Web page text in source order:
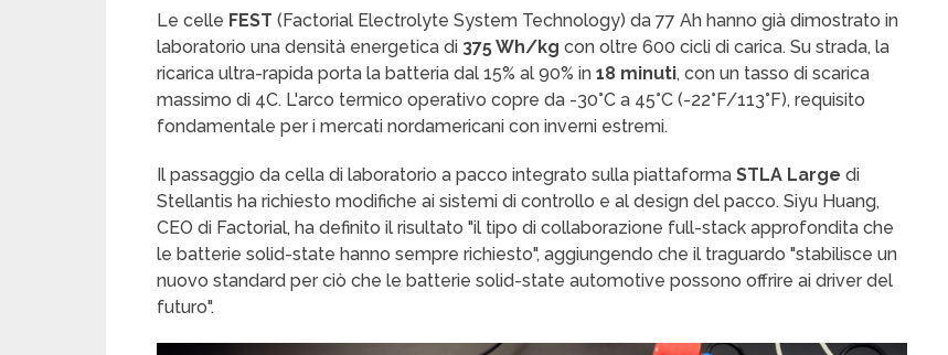
Le celle FEST (Factorial Electrolyte System Technology) da 77 Ah hanno già dimostrato in
laboratorio una densità energetica di 375 Wh/kg con oltre 600 cicli di carica. Su strada, la
ricarica ultra-rapida porta la batteria dal 15% al 90% in 18 minuti, con un tasso di scarica
massimo di 4C. L'arco termico operativo copre da -30°C a 45°C (-22°F/113°F), requisito
fondamentale per i mercati nordamericani con inverni estremi.
Il passaggio da cella di laboratorio a pacco integrato sulla piattaforma STLA Large di
Stellantis ha richiesto modifiche ai sistemi di controllo e al design del pacco. Siyu Huang,
CEO di Factorial, ha definito il risultato "il tipo di collaborazione full-stack approfondita che
le batterie solid-state hanno sempre richiesto", aggiungendo che il traguardo "stabilisce un
nuovo standard per ciò che le batterie solid-state automotive possono offrire ai driver del
futuro".